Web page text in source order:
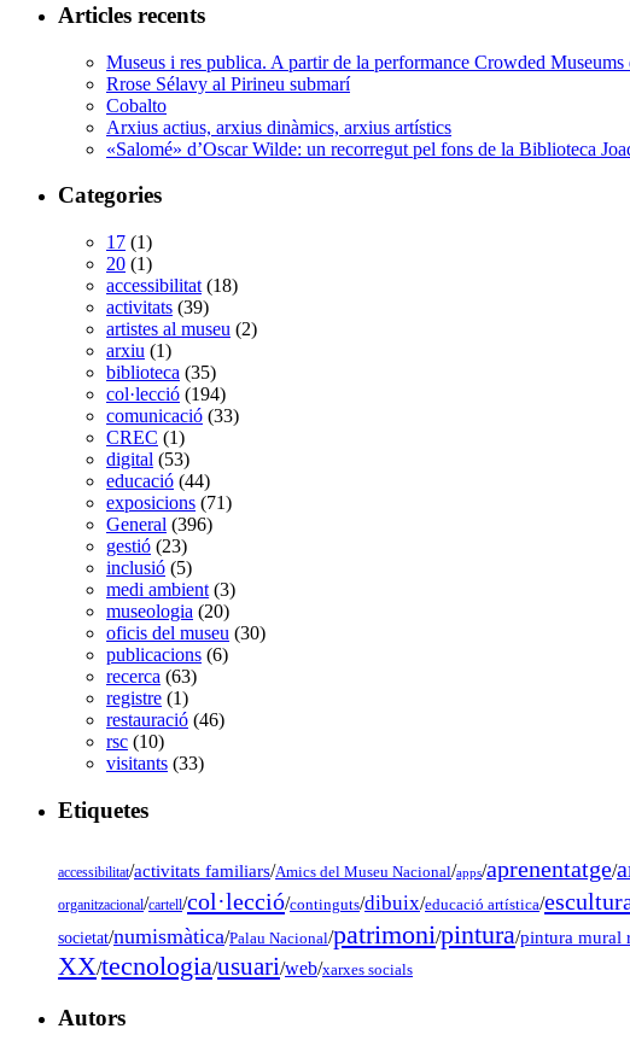
Articles recents
Museus i res publica. A partir de la performance Crowded Museums
Rrose Sélavy al Pirineu submarí
Cobalto
Arxius actius, arxius dinàmics, arxius artístics
«Salomé» d’Oscar Wilde: un recorregut pel fons de la Biblioteca
Categories
17 (1)
20 (1)
accessibilitat (18)
activitats (39)
artistes al museu (2)
arxiu (1)
biblioteca (35)
col·lecció (194)
comunicació (33)
CREC (1)
digital (53)
educació (44)
exposicions (71)
General (396)
gestió (23)
inclusió (5)
medi ambient (3)
museologia (20)
oficis del museu (30)
publicacions (6)
recerca (63)
registre (1)
restauració (46)
rsc (10)
visitants (33)
Etiquetes
accessibilitat/activitats familiars/Amics del Museu Nacional/apps/aprenentatge/
organitzacional/cartell/col·lecció/continguts/dibuix/educació artística/
societat/numismàtica/Palau Nacional/patrimoni/pintura/pintura mural
XX/tecnologia/usuari/web/xarxes socials
Autors